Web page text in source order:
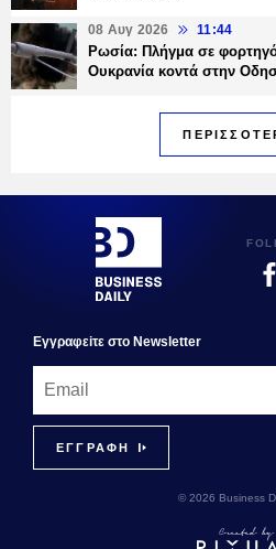
08 Αυγ 2026 11:44
Ρωσία: Πλήγμα σε
Ουκρανία κοντά στην
Εγγραφεiτε στο Newsletter
© 2026 Business